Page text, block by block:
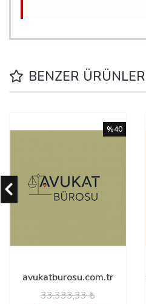
BENZER ÜRÜNLER
avukatburosu.com.tr
33.333,33 ₺
%40